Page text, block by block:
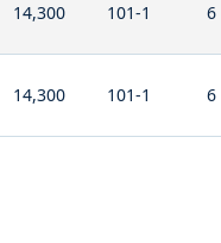
14,300 101-1 6
14,300 101-1 6